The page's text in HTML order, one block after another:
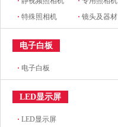
·特殊照相机 ·镜头及器材
电子白板
· 电子白板
LED显示屏
·LED显示屏